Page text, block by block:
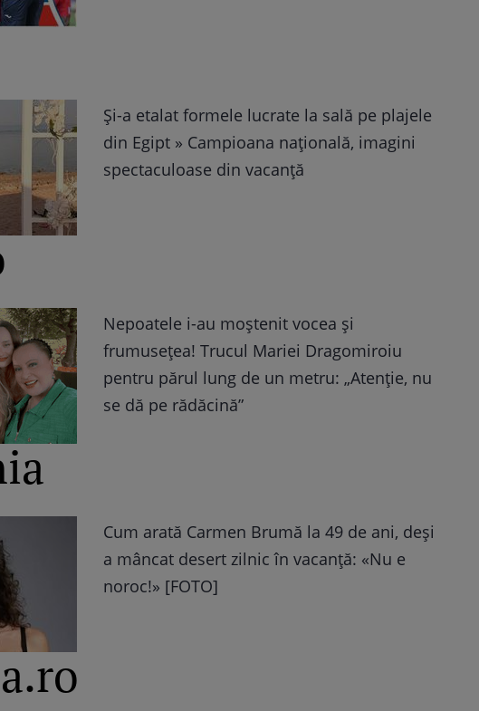
Și-a etalat formele lucrate la sală pe plajele
din Egipt » Campioana națională, imagini
spectaculoase din vacanță
Nepoatele i-au moștenit vocea și
frumusețea! Trucul Mariei Dragomiroiu
pentru părul lung de un metru: „Atenție, nu
se dă pe rădăcină”
Cum arată Carmen Brumă la 49 de ani, deși
a mâncat desert zilnic în vacanță: «Nu e
noroc!» [FOTO]